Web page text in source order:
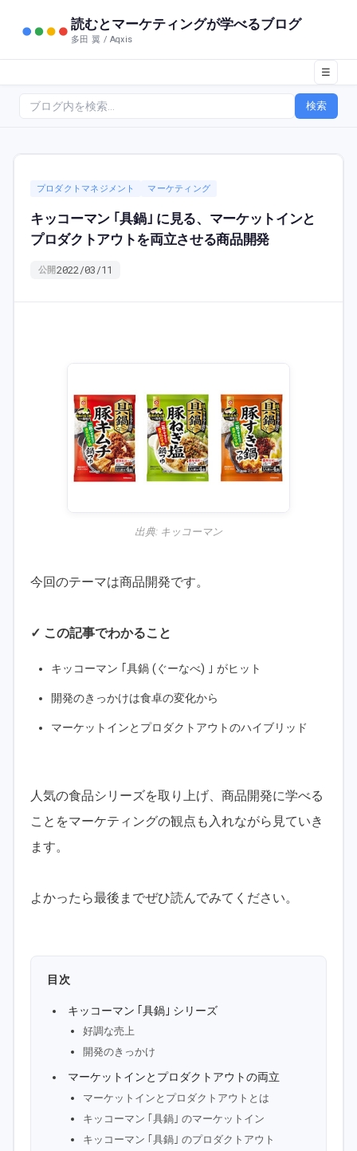
読むとマーケティングが学べるブログ
多田 翼 / Aqxis
☰
検索
プロダクトマネジメント マーケティング
キッコーマン ｢具鍋｣ に見る、マーケットインと
プロダクトアウトを両立させる商品開発
公開2022/03/11
出典: キッコーマン
今回のテーマは商品開発です。
✓ この記事でわかること
キッコーマン ｢具鍋 (ぐーなべ) ｣ がヒット
開発のきっかけは食卓の変化から
マーケットインとプロダクトアウトのハイブリッド
人気の食品シリーズを取り上げ、商品開発に学べる
ことをマーケティングの観点も入れながら見ていき
ます。
よかったら最後までぜひ読んでみてください。
目次
キッコーマン ｢具鍋｣ シリーズ
好調な売上
開発のきっかけ
マーケットインとプロダクトアウトの両立
マーケットインとプロダクトアウトとは
キッコーマン ｢具鍋｣ のマーケットイン
キッコーマン ｢具鍋｣ のプロダクトアウト